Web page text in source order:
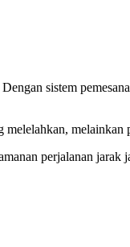
sistem
melainkan
perjalanan jarak